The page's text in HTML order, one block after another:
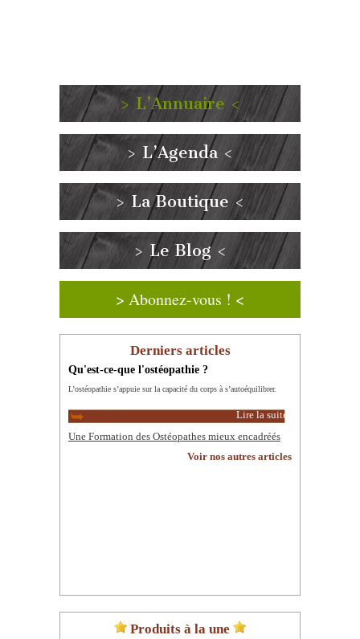
> L’Annuaire <
> L’Agenda <
> La Boutique <
> Le Blog <
> Abonnez-vous ! <
Derniers articles
Qu'est-ce-que l'ostéopathie ?
L’ostéopathie s’appuie sur la capacité du corps à s’autoéquilibrer.
Lire la suite
Une Formation des Ostéopathes mieux encadréés
Voir nos autres articles
Produits à la une